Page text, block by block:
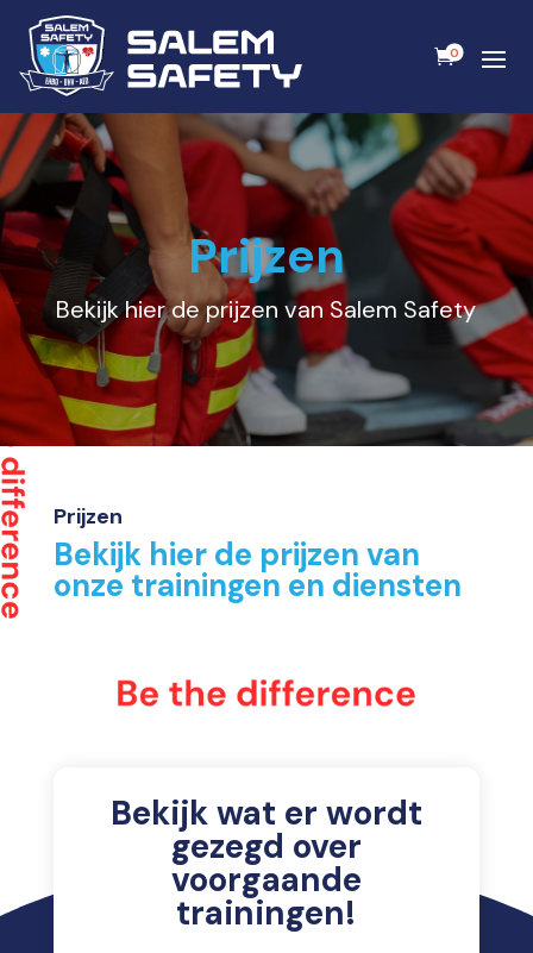
0
Prijzen
Bekijk hier de prijzen van Salem Safety
Prijzen
Bekijk hier de prijzen van
onze trainingen en diensten
Bekijk wat er wordt
gezegd over
voorgaande
trainingen!